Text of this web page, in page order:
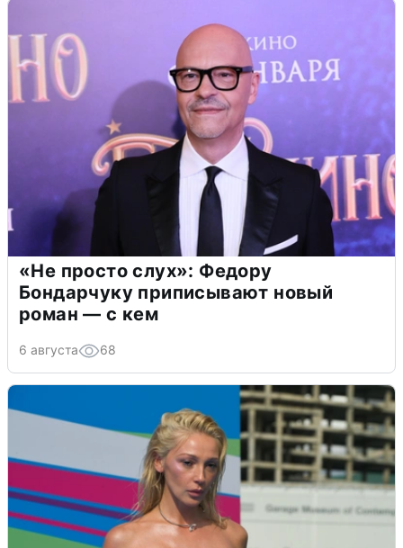
«Не просто слух»: Федору
Бондарчуку приписывают новый
роман — с кем
6 августа 68